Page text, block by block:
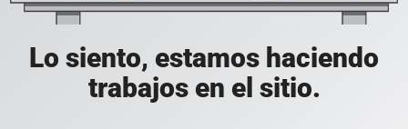
Lo siento, estamos haciendo
trabajos en el sitio.